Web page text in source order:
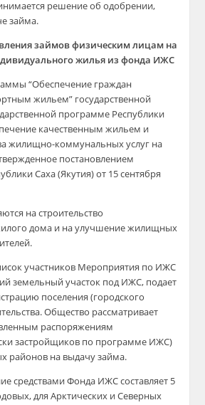
решение об одобрении,
займа.
займов физическим лицам на
жилья из фонда ИЖС
“Обеспечение граждан
жильем” государственной
программе Республики
качественным жильем и
жилищно-коммунальных услуг на
постановлением
Саха (Якутия) от 15 сентября
на строительство
дома и на улучшение жилищных
участников Мероприятия по ИЖС
земельный участок под ИЖС, подает
поселения (городского
Общество рассматривает
распоряжениям
застройщиков по программе ИЖС)
районов на выдачу займа.
средствами Фонда ИЖС составляет 5
для Арктических и Северных